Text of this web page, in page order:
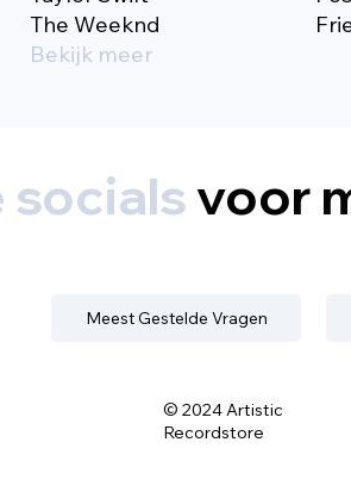
The Weeknd
Bekijk meer
socialsvoor
Meest Gestelde Vragen
© 2024 Artistic
Recordstore